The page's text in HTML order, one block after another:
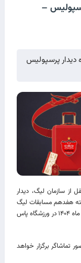
–
دیدار پرسپولیس
سازمان لیگ، دیدار
هفدهم مسابقات لیگ
برتر خلیج فارس از ساعت ۱۴ روز جمعه، سوم بهمن ماه ۱۴۰۴ در ورزشگاه پاس
تماشاگر برگزار خواهد